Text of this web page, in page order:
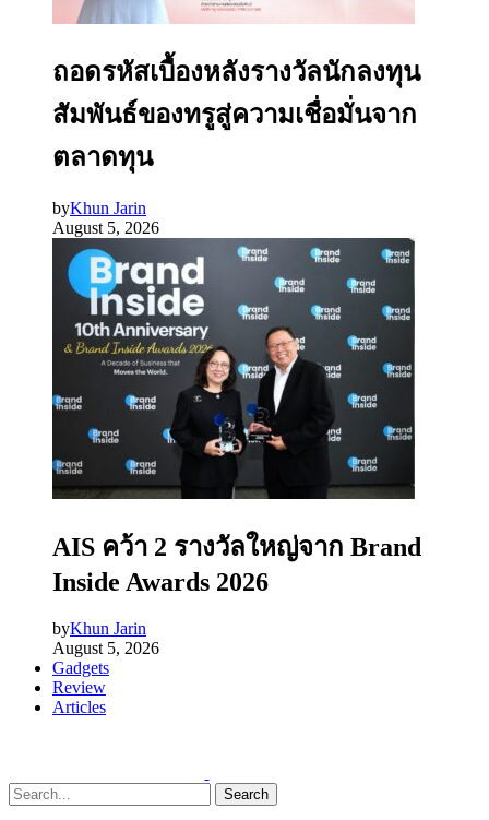
ถอดรหัสเบื้องหลังรางวัลนักลงทุน
สัมพันธ์ของทรูสู่ความเชื่อมั่นจาก
ตลาดทุน
byKhun Jarin
August 5, 2026
AIS คว้า 2 รางวัลใหญ่จาก Brand
Inside Awards 2026
byKhun Jarin
August 5, 2026
Gadgets
Review
Articles
Search